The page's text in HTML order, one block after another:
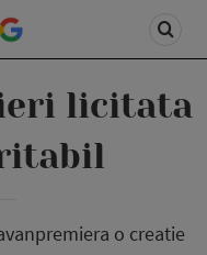
licitata
o creatie